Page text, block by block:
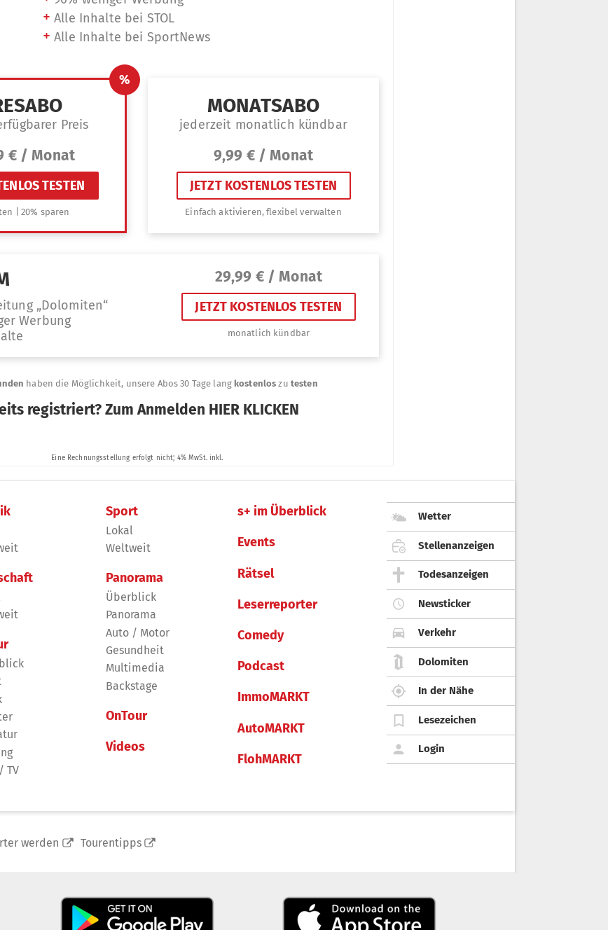
TV
Sport
Lokal
Weltweit
Panorama
Überblick
Panorama
Auto / Motor
Gesundheit
Multimedia
Backstage
OnTour
Videos
s+ im Überblick
Events
Rätsel
Leserreporter
Comedy
Podcast
ImmoMARKT
AutoMARKT
FlohMARKT
Wetter
Stellenanzeigen
Todesanzeigen
Newsticker
Verkehr
Dolomiten
In der Nähe
Lesezeichen
Login
werden Tourentipps